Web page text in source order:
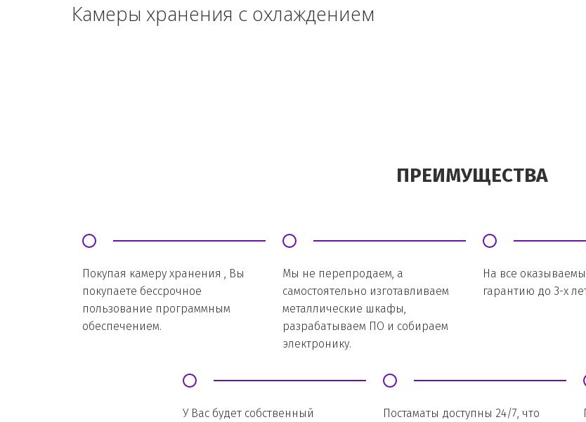
Камеры хранения с охлаждением
ПРЕИМУЩЕСТВА
Покупая камеру хранения , Вы
покупаете бессрочное
пользование программным
обеспечением.
Мы не перепродаем, а
самостоятельно изготавливаем
металлические шкафы,
разрабатываем ПО и собираем
электронику.
На все
гарантию до 3-х
У Вас будет собственный
Постаматы доступны 24/7, что